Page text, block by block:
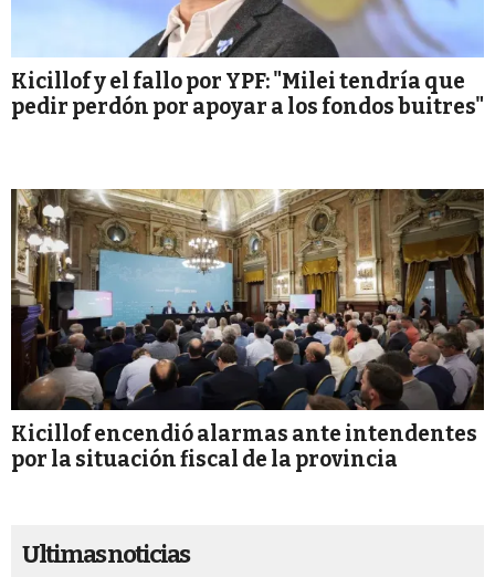
Kicillof y el fallo por YPF: "Milei tendría que
pedir perdón por apoyar a los fondos buitres"
Kicillof encendió alarmas ante intendentes
por la situación fiscal de la provincia
Ultimas noticias